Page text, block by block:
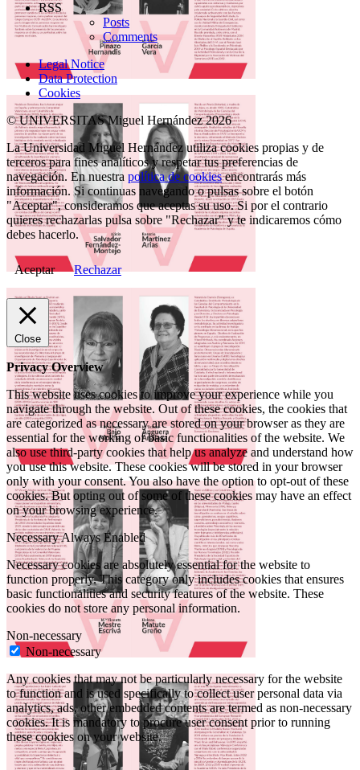
RSS
Posts
Comments
Legal Notice
Data Protection
Cookies
© UNIVERSITAS Miguel Hernández 2026
La Universidad Miguel Hernández utiliza cookies propias y de
terceros para fines analíticos y respetar tus preferencias de
navegación. En nuestra política de cookiesencontrarás más
información. Si continuas navegando o pulsas sobre el botón
"Aceptar", consideramos que aceptas su uso. Si por el contrario
quieres rechazarlas pulsa sobre "Rechazar" y te indicaremos cómo
debes hacerlo.
Aceptar Rechazar
Close
Privacy Overview
This website uses cookies to improve your experience while you
navigate through the website. Out of these cookies, the cookies that
are categorized as necessary are stored on your browser as they are
essential for the working of basic functionalities of the website. We
also use third-party cookies that help us analyze and understand how
you use this website. These cookies will be stored in your browser
only with your consent. You also have the option to opt-out of these
cookies. But opting out of some of these cookies may have an effect
on your browsing experience.
NecessaryAlways Enabled
Necessary cookies are absolutely essential for the website to
function properly. This category only includes cookies that ensures
basic functionalities and security features of the website. These
cookies do not store any personal information.
Non-necessary
Non-necessary
Any cookies that may not be particularly necessary for the website
to function and is used specifically to collect user personal data via
analytics, ads, other embedded contents are termed as non-necessary
cookies. It is mandatory to procure user consent prior to running
these cookies on your website.